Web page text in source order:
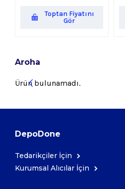
Toptan Fiyatını
Gör
Aroha
Ürün bulunamadı.
DepoDone
Tedarikçiler İçin
Kurumsal Alıcılar İçin